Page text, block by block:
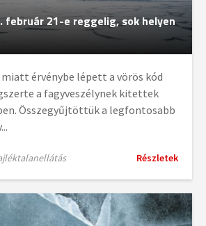
február 21-e reggelig, sok helyen
érvénybe lépett a vörös kód
a fagyveszélynek kitettek
Összegyűjtöttük a legfontosabb
Részletek